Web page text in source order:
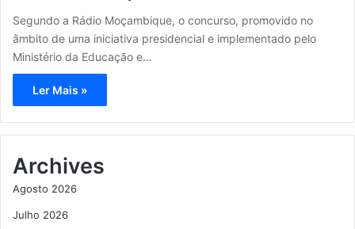
Segundo a Rádio Moçambique, o concurso, promovido no
âmbito de uma iniciativa presidencial e implementado pelo
Ministério da Educação e…
Ler Mais »
Archives
Agosto 2026
Julho 2026